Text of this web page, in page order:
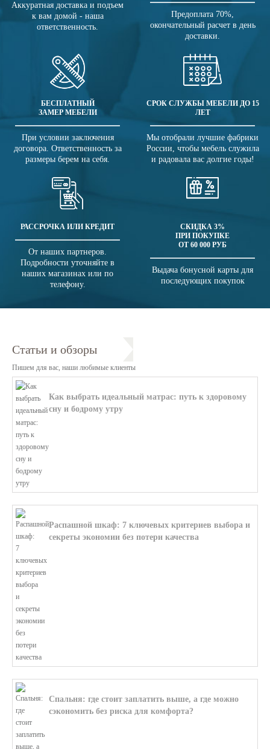
Аккуратная доставка и подъем
к вам домой - наша
ответственность.
Предоплата 70%,
окончательный расчет в день
доставки.
БЕСПЛАТНЫЙ
ЗАМЕР МЕБЕЛИ
При условии заключения
договора. Ответственность за
размеры берем на себя.
СРОК СЛУЖБЫ МЕБЕЛИ ДО 15
ЛЕТ
Мы отобрали лучшие фабрики
России, чтобы мебель служила
и радовала вас долгие годы!
РАССРОЧКА ИЛИ КРЕДИТ
От наших партнеров.
Подробности уточняйте в
наших магазинах или по
телефону.
СКИДКА 3%
ПРИ ПОКУПКЕ
ОТ 60 000 РУБ
Выдача бонусной карты для
последующих покупок
Статьи и обзоры
Пишем для вас, наши любимые клиенты
Как выбрать идеальный матрас: путь к здоровому
сну и бодрому утру
Распашной шкаф: 7 ключевых критериев выбора и
секреты экономии без потери качества
Спальня: где стоит заплатить выше, а где можно
сэкономить без риска для комфорта?